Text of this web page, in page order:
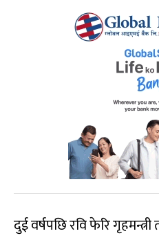
दुई वर्षपछि रवि फेरि